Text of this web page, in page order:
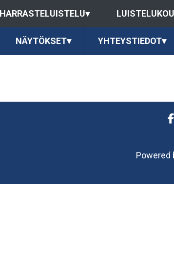
HARRASTELUISTELU▾
NÄYTÖKSET▾ YHTEYSTIEDOT▾
Powered